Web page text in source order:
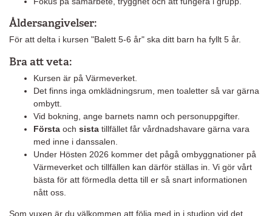
Åldersangivelser:
För att delta i kursen "Balett 5-6 år" ska ditt barn ha fyllt 5 år.
Bra att veta:
Kursen är på Värmeverket.
Det finns inga omklädningsrum, men toaletter så var gärna
ombytt.
Vid bokning, ange barnets namn och personuppgifter.
Första och sista tillfället får vårdnadshavare gärna vara
med inne i danssalen.
Under Hösten 2026 kommer det pågå ombyggnationer på
Värmeverket och tillfällen kan därför ställas in. Vi gör vårt
bästa för att förmedla detta till er så snart informationen
nått oss.
Som vuxen är du välkommen att följa med in i studion vid det